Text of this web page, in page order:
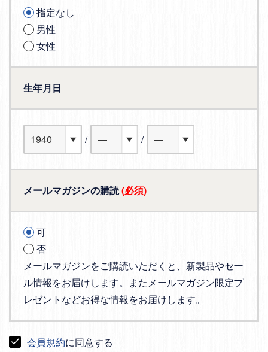
指定なし
男性
女性
生年月日
メールマガジンの購読(必須)
可
否
メールマガジンをご購読いただくと、新製品やセー
ル情報をお届けします。またメールマガジン限定プ
レゼントなどお得な情報をお届けします。
会員規約に同意する